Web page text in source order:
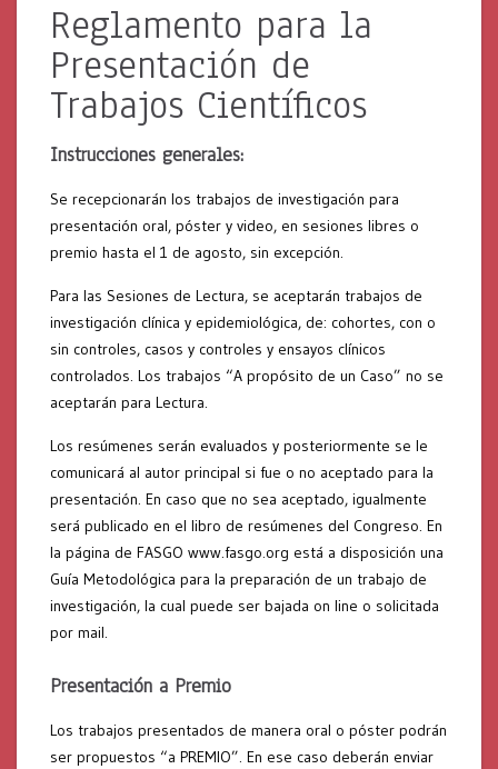
Reglamento para la
Presentación de
Trabajos Científicos
Instrucciones generales:
Se recepcionarán los trabajos de investigación para
presentación oral, póster y video, en sesiones libres o
premio hasta el 1 de agosto, sin excepción.
Para las Sesiones de Lectura, se aceptarán trabajos de
investigación clínica y epidemiológica, de: cohortes, con o
sin controles, casos y controles y ensayos clínicos
controlados. Los trabajos “A propósito de un Caso” no se
aceptarán para Lectura.
Los resúmenes serán evaluados y posteriormente se le
comunicará al autor principal si fue o no aceptado para la
presentación. En caso que no sea aceptado, igualmente
será publicado en el libro de resúmenes del Congreso. En
la página de FASGO www.fasgo.org está a disposición una
Guía Metodológica para la preparación de un trabajo de
investigación, la cual puede ser bajada on line o solicitada
por mail.
Presentación a Premio
Los trabajos presentados de manera oral o póster podrán
ser propuestos “a PREMIO”. En ese caso deberán enviar